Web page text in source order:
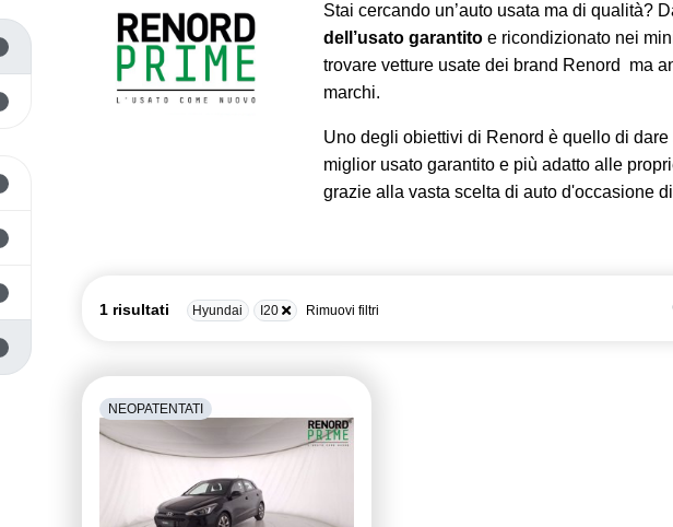
Stai cercando un’auto usata ma di qualità?
dell’usato garantito e ricondizionato nei
trovare vetture usate dei brand Renord ma
marchi.
Uno degli obiettivi di Renord è quello di
miglior usato garantito e più adatto alle
grazie alla vasta scelta di auto d'occasione
1 risultati Hyundai I20 Rimuovi filtri
NEOPATENTATI